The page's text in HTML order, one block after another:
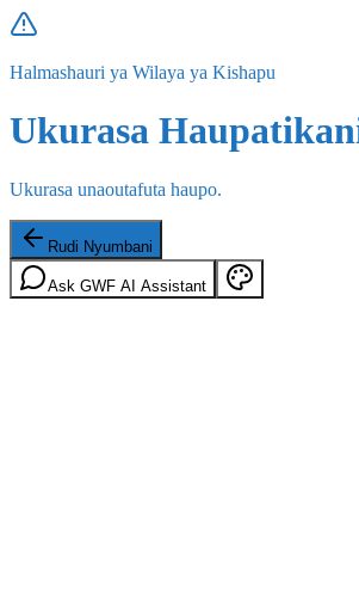
Halmashauri ya Wilaya ya Kishapu
Ukurasa
Ukurasa unaoutafuta haupo.
Rudi Nyumbani
Ask GWF AI Assistant